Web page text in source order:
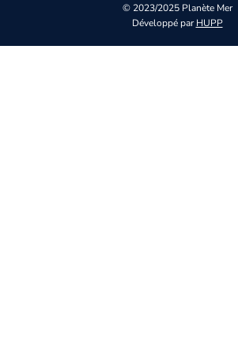
© 2023/2025 Planète Mer
Développé parHUPP